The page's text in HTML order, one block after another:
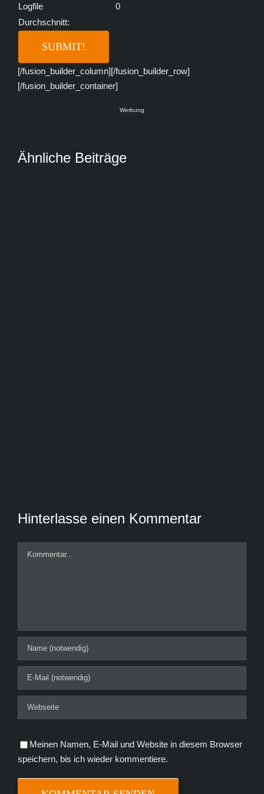
Logfile
0
Durchschnitt:
[/fusion_builder_column][/fusion_builder_row]
[/fusion_builder_container]
Werbung
Ähnliche Beiträge
Hinterlasse einen Kommentar
Kommentar
Meinen Namen, E-Mail und Website in diesem Browser
speichern, bis ich wieder kommentiere.